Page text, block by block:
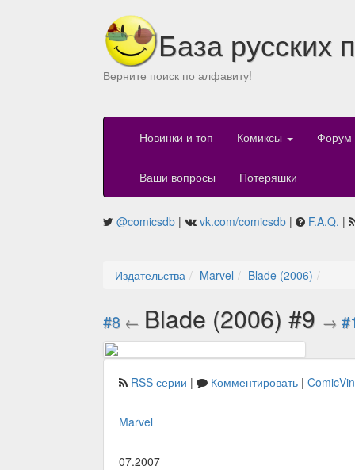
База русских
Верните поиск по алфавиту!
Новинки и топ Комиксы Форум
Ваши вопросы Потеряшки
@comicsdb | vk.com/comicsdb | F.A.Q. |
Издательства Marvel Blade (2006)
#8 ← Blade (2006) #9 →
RSS серии | Комментировать |
Marvel
07.2007